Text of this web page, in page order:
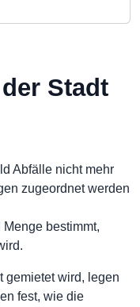
Stadt
Abfälle nicht mehr
zugeordnet werden
bestimmt,
gemietet wird, legen
fest, wie die